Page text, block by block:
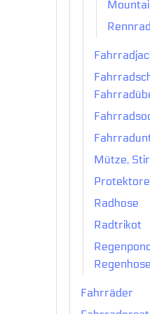
Mütze,
Radhose
Radtrikot
Regenhose
Fahrräder